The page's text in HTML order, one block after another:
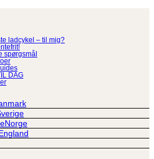
ladcykel – til mig?
spørgsmål
DAG
Norge